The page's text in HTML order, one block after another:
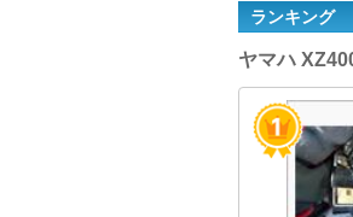
ランキング
ヤマハ